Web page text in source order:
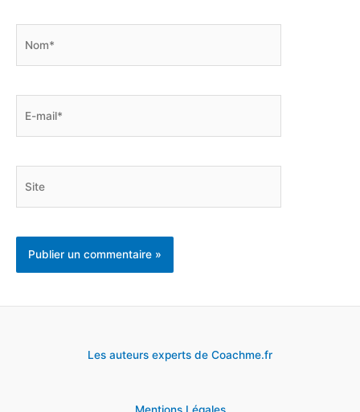
Les auteurs experts de Coachme.fr